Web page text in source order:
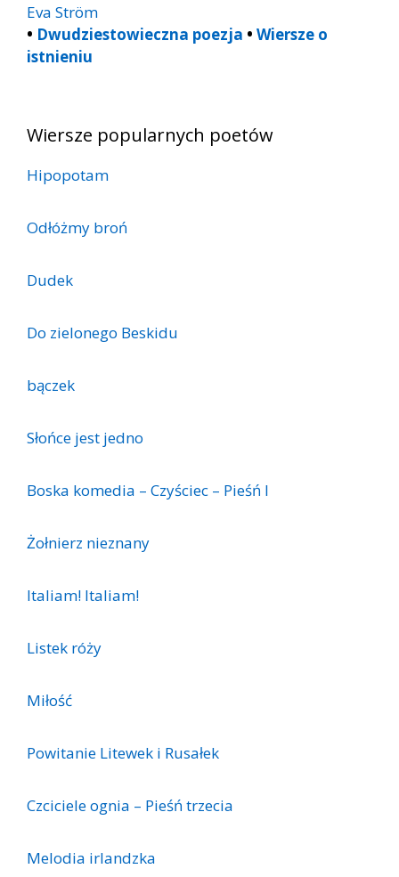
Eva Ström
• Dwudziestowieczna poezja • Wiersze o
istnieniu
Wiersze popularnych poetów
Hipopotam
Odłóżmy broń
Dudek
Do zielonego Beskidu
bączek
Słońce jest jedno
Boska komedia – Czyściec – Pieśń I
Żołnierz nieznany
Italiam! Italiam!
Listek róży
Miłość
Powitanie Litewek i Rusałek
Czciciele ognia – Pieśń trzecia
Melodia irlandzka